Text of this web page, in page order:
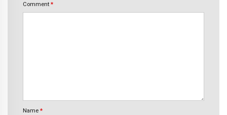
Comment *
Name *